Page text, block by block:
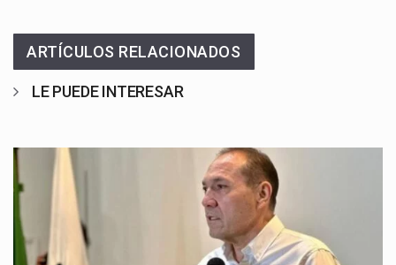
ARTÍCULOS RELACIONADOS
LE PUEDE INTERESAR